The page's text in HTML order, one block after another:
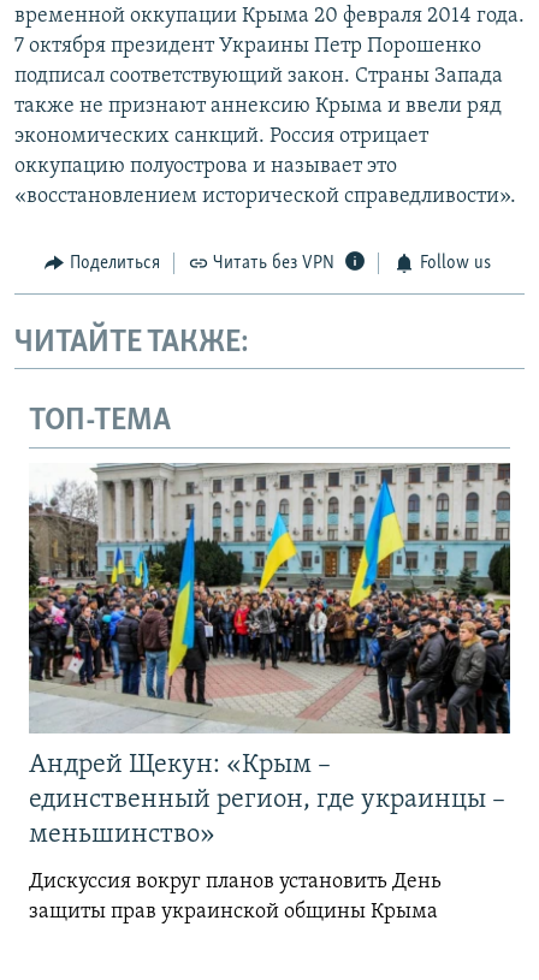
временной оккупации Крыма 20 февраля 2014 года.
7 октября президент Украины Петр Порошенко
подписал соответствующий закон. Страны Запада
также не признают аннексию Крыма и ввели ряд
экономических санкций. Россия отрицает
оккупацию полуострова и называет это
«восстановлением исторической справедливости».
Поделиться Читать без VPN Follow us
ЧИТАЙТЕ ТАКЖЕ:
ТОП-ТЕМА
Андрей Щекун: «Крым –
единственный регион, где украинцы –
меньшинство»
Дискуссия вокруг планов установить День
защиты прав украинской общины Крыма